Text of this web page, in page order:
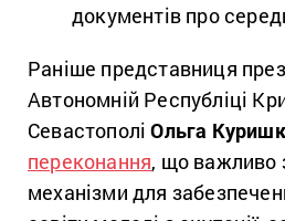
документів про
Раніше представниця
Автономній Республіці
СевастополіОльга
переконання, що важливо
механізми для